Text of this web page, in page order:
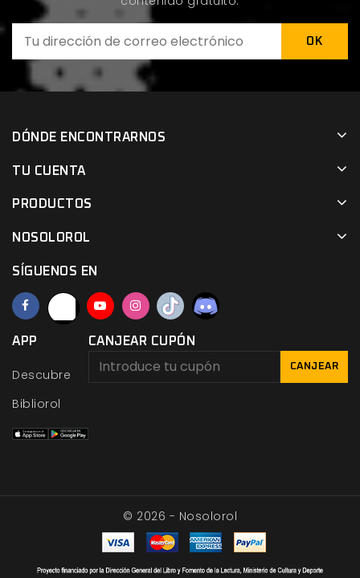
DÓNDE ENCONTRARNOS
TU CUENTA
PRODUCTOS
NOSOLOROL
SÍGUENOS EN
APP
Descubre
Bibliorol
CANJEAR CUPÓN
CANJEAR
© 2026 - Nosolorol